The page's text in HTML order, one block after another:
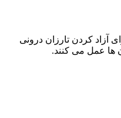
آزاد کردن تارزان درونی
ها عمل می کنند.